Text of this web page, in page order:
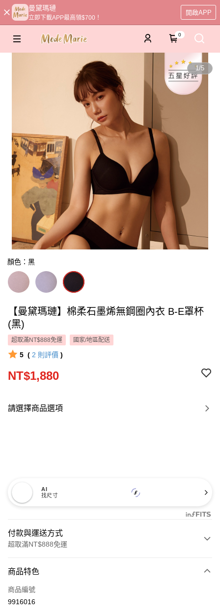
曼黛瑪璉
立即下載APP最高領$700！
開啟APP
0
1/5
顏色：黑
【曼黛瑪璉】棉柔石墨烯無鋼圈內衣 B-E罩杯
(黑)
超取滿NT$888免運 國家/地區配送
5 ( 2 則評價 )
NT$1,880
請選擇商品選項
AI
找尺寸
付款與運送方式
超取滿NT$888免運
信用卡一次付款
信用卡分期付款
商品特色
商品編號
9916016